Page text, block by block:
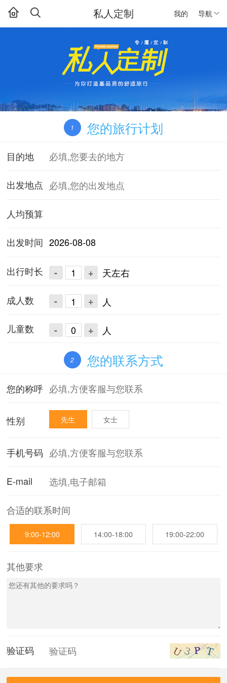
我的 导航
私人定制
1 您的旅行计划
目的地
出发地点
人均预算
出发时间 2026-08-08
出行时长 - + 天左右
成人数 - + 人
儿童数 - + 人
2 您的联系方式
您的称呼
性别 先生 女士
手机号码
E-mail
合适的联系时间
9:00-12:00 14:00-18:00 19:00-22:00
其他要求
验证码